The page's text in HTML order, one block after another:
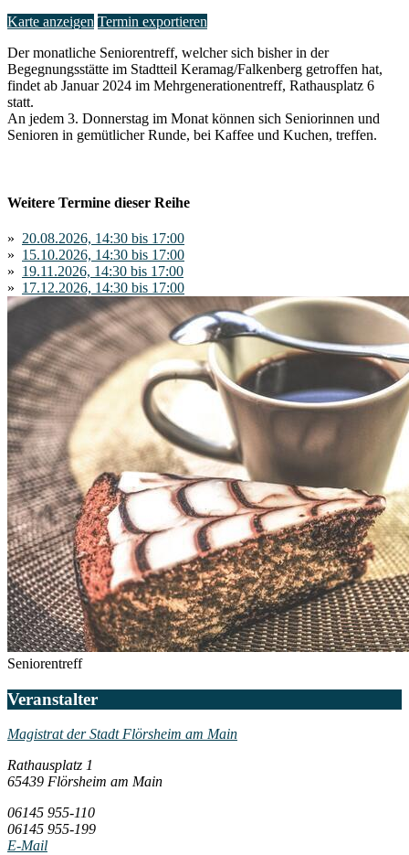
Karte anzeigen Termin exportieren
Der monatliche Seniorentreff, welcher sich bisher in der
Begegnungsstätte im Stadtteil Keramag/Falkenberg getroffen hat,
findet ab Januar 2024 im Mehrgenerationentreff, Rathausplatz 6
statt.
An jedem 3. Donnerstag im Monat können sich Seniorinnen und
Senioren in gemütlicher Runde, bei Kaffee und Kuchen, treffen.
Weitere Termine dieser Reihe
» 20.08.2026, 14:30 bis 17:00
» 15.10.2026, 14:30 bis 17:00
» 19.11.2026, 14:30 bis 17:00
» 17.12.2026, 14:30 bis 17:00
Seniorentreff
Veranstalter
Magistrat der Stadt Flörsheim am Main
Rathausplatz 1
65439 Flörsheim am Main
06145 955-110
06145 955-199
E-Mail